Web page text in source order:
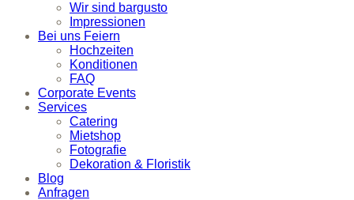
Wir sind bargusto
Impressionen
Bei uns Feiern
Hochzeiten
Konditionen
FAQ
Corporate Events
Services
Catering
Mietshop
Fotografie
Dekoration & Floristik
Blog
Anfragen